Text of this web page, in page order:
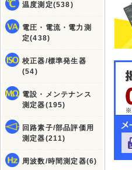
温度測定(538)
電圧・電流・電力測
定(438)
校正器/標準発生器
(54)
電設・メンテナンス
測定器(195)
回路素子/部品評価用
測定器(211)
周波数/時間測定器(6)